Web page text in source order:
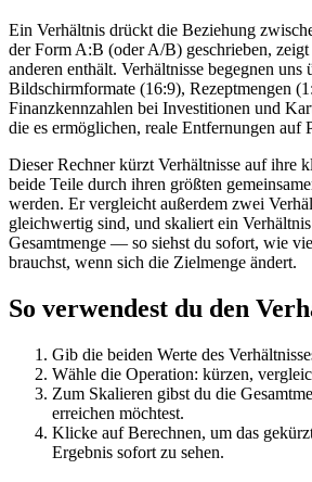
Ein Verhältnis drückt die Beziehung
der Form A:B (oder A/B) geschrieben,
anderen enthält. Verhältnisse begegnen uns
Bildschirmformate (16:9), Rezeptmengen
Finanzkennzahlen bei Investitionen und
die es ermöglichen, reale Entfernungen auf
Dieser Rechner kürzt Verhältnisse auf ihre
beide Teile durch ihren größten
werden. Er vergleicht außerdem zwei
gleichwertig sind, und skaliert ein
Gesamtmenge — so siehst du sofort, wie
brauchst, wenn sich die Zielmenge ändert.
So verwendest du den
Gib die beiden Werte des
Wähle die Operation: kürzen,
Zum Skalieren gibst du die
erreichen möchtest.
Klicke auf Berechnen, um das
Ergebnis sofort zu sehen.